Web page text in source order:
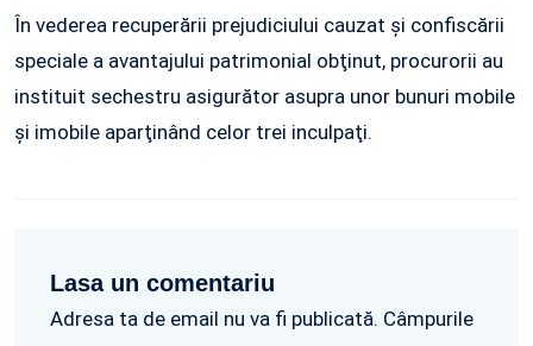
În vederea recuperării prejudiciului cauzat şi confiscării
speciale a avantajului patrimonial obţinut, procurorii au
instituit sechestru asigurător asupra unor bunuri mobile
şi imobile aparţinând celor trei inculpaţi.
Lasa un comentariu
Adresa ta de email nu va fi publicată. Câmpurile